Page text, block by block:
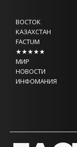
ВОСТОК
КАЗАХСТАН
FACTUM
★★★★★
МИР
НОВОСТИ
ИНФОМАНИЯ